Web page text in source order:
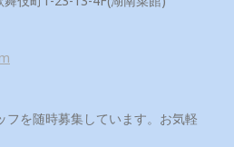
フを随時募集しています。お気軽